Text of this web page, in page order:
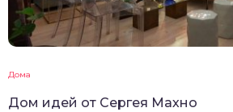
Дома
Дом идей от Сергея Махно